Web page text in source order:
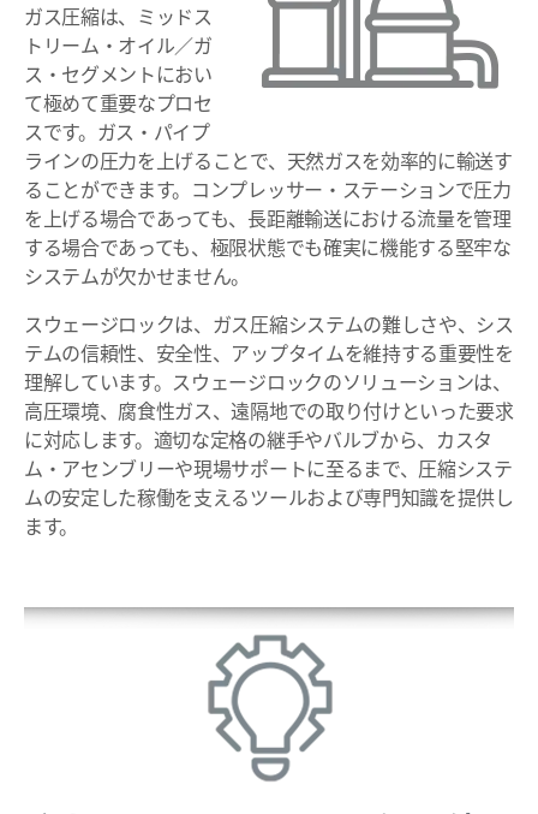
ガス圧縮は、ミッドス
トリーム・オイル／ガ
ス・セグメントにおい
て極めて重要なプロセ
スです。ガス・パイプ
ラインの圧力を上げることで、天然ガスを効率的に輸送す
ることができます。コンプレッサー・ステーションで圧力
を上げる場合であっても、長距離輸送における流量を管理
する場合であっても、極限状態でも確実に機能する堅牢な
システムが欠かせません。
スウェージロックは、ガス圧縮システムの難しさや、シス
テムの信頼性、安全性、アップタイムを維持する重要性を
理解しています。スウェージロックのソリューションは、
高圧環境、腐食性ガス、遠隔地での取り付けといった要求
に対応します。適切な定格の継手やバルブから、カスタ
ム・アセンブリーや現場サポートに至るまで、圧縮システ
ムの安定した稼働を支えるツールおよび専門知識を提供し
ます。